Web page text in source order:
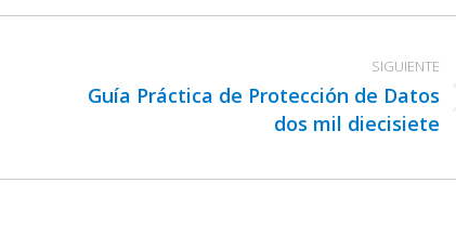
X
LinkedIn
SIGUIENTE
Publicación
Guía Práctica de Protección de Datos
dos mil diecisiete